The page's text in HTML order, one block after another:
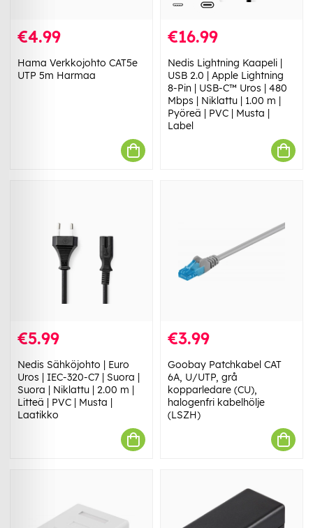
€4.99
Hama Verkkojohto CAT5e
UTP 5m Harmaa
€16.99
Nedis Lightning Kaapeli |
USB 2.0 | Apple Lightning
8-Pin | USB-C™ Uros | 480
Mbps | Niklattu | 1.00 m |
Pyöreä | PVC | Musta |
Label
€5.99
Nedis Sähköjohto | Euro
Uros | IEC-320-C7 | Suora |
Suora | Niklattu | 2.00 m |
Litteä | PVC | Musta |
Laatikko
€3.99
Goobay Patchkabel CAT
6A, U/UTP, grå
kopparledare (CU),
halogenfri kabelhölje
(LSZH)